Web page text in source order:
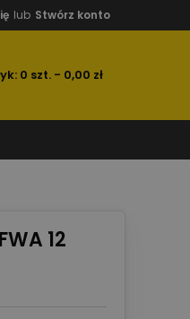
lub Stwórz konto
0 szt. - 0,00 zł
12